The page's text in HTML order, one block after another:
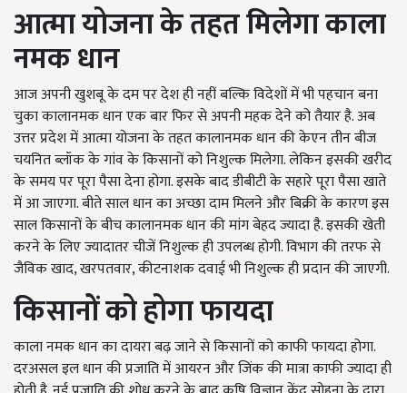
आत्मा योजना के तहत मिलेगा काला
नमक धान
आज अपनी खुशबू के दम पर देश ही नहीं बल्कि विदेशों में भी पहचान बना
चुका कालानमक धान एक बार फिर से अपनी महक देने को तैयार है. अब
उत्तर प्रदेश में आत्मा योजना के तहत कालानमक धान की केएन तीन बीज
चयनित ब्लॉक के गांव के किसानों को निशुल्क मिलेगा. लेकिन इसकी खरीद
के समय पर पूरा पैसा देना होगा. इसके बाद डीबीटी के सहारे पूरा पैसा खाते
में आ जाएगा. बीते साल धान का अच्छा दाम मिलने और बिक्री के कारण इस
साल किसानों के बीच कालानमक धान की मांग बेहद ज्यादा है. इसकी खेती
करने के लिए ज्यादातर चीजें निशुल्क ही उपलब्ध होगी. विभाग की तरफ से
जैविक खाद, खरपतवार, कीटनाशक दवाई भी निशुल्क ही प्रदान की जाएगी.
किसानों को होगा फायदा
काला नमक धान का दायरा बढ़ जाने से किसानों को काफी फायदा होगा.
दरअसल इल धान की प्रजाति में आयरन और जिंक की मात्रा काफी ज्यादा ही